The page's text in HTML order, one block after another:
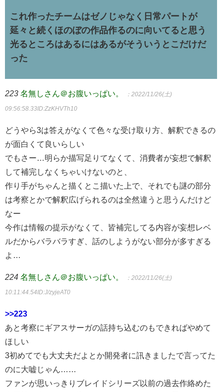
これ作ったチームはゼノじゃなく日常パートが
延々と続くほのぼの作品作るのに向いてると思う
光るところはあるにはあるがそういうとこだけだ
った
223 名無しさん＠お腹いっぱい。 ：2022/11/26(土)
09:56:58.33ID:ZzKHVTh10
どうやら3は答えがなくて色々な受け取り方、解釈できるの
が面白くて良いらしい
でもさー…明らか描写足りてなくて、消費者が妄想で解釈
して補完しなくちゃいけないのと、
作り手がちゃんと描くとこ描いた上で、それでも謎の部分
は考察とかで解釈広げられるのは全然違うと思うんだけど
なー
今作は情報の提示がなくて、皆補完してる内容が妄想レベ
ルだからバラバラすぎ、話のしようがない部分が多すぎる
よ…
224 名無しさん＠お腹いっぱい。 ：2022/11/26(土)
10:11:44.54ID:J/zyjeAT0
>>223
あと考察にギアスサーガの話持ち込むのもできればやめて
ほしい
3初めてでも大丈夫だよとか開発者に訊きましたで言ってた
のに大嘘じゃん……
ファンが思いっきりブレイドシリーズ以前の過去作絡めた